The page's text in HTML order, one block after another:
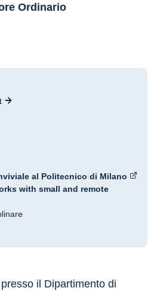
Ordinario
al Politecnico di Milano
with small and remote
il Dipartimento di